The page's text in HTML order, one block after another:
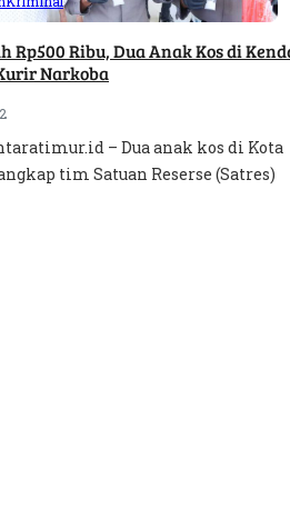
Rp500 Ribu, Dua Anak Kos di
Narkoba
– Dua anak kos di Kota
tim Satuan Reserse (Satres)